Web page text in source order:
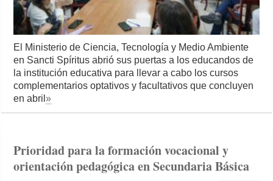
El Ministerio de Ciencia, Tecnología y Medio Ambiente
en Sancti Spíritus abrió sus puertas a los educandos de
la institución educativa para llevar a cabo los cursos
complementarios optativos y facultativos que concluyen
en abril»
Prioridad para la formación vocacional y
orientación pedagógica en Secundaria Básica